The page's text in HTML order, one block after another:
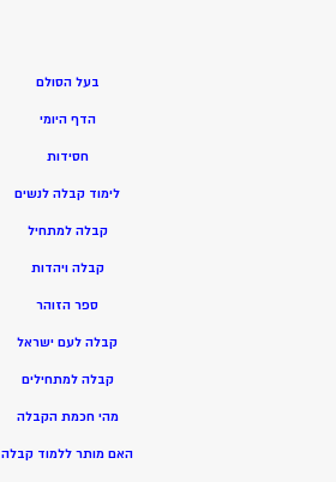
בעל הסולם
הדף היומי
חסידות
לימוד קבלה לנשים
קבלה למתחיל
קבלה ויהדות
ספר הזוהר
קבלה לעם ישראל
קבלה למתחילים
מהי חכמת הקבלה
האם מותר ללמוד קבלה